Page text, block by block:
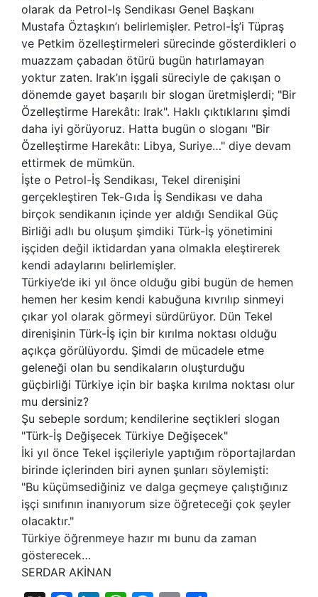
olarak da Petrol-lş Sendikası Genel Başkanı
Mustafa Öztaşkın’ı belirlemişler. Petrol-İş’i Tüpraş
ve Petkim özelleştirmeleri sürecinde gösterdikleri o
muazzam çabadan ötürü bugün hatırlamayan
yoktur zaten. Irak’ın işgali süreciyle de çakışan o
dönemde gayet başarılı bir slogan üretmişlerdi; "Bir
Özelleştirme Harekâtı: Irak". Haklı çıktıklarını şimdi
daha iyi görüyoruz. Hatta bugün o sloganı "Bir
Özelleştirme Harekâtı: Libya, Suriye…" diye devam
ettirmek de mümkün.
İşte o Petrol-İş Sendikası, Tekel direnişini
gerçekleştiren Tek-Gıda İş Sendikası ve daha
birçok sendikanın içinde yer aldığı Sendikal Güç
Birliği adlı bu oluşum şimdiki Türk-İş yönetimini
işçiden değil iktidardan yana olmakla eleştirerek
kendi adaylarını belirlemişler.
Türkiye’de iki yıl önce olduğu gibi bugün de hemen
hemen her kesim kendi kabuğuna kıvrılıp sinmeyi
çıkar yol olarak görmeyi sürdürüyor. Dün Tekel
direnişinin Türk-İş için bir kırılma noktası olduğu
açıkça görülüyordu. Şimdi de mücadele etme
geleneği olan bu sendikaların oluşturduğu
güçbirliği Türkiye için bir başka kırılma noktası olur
mu dersiniz?
Şu sebeple sordum; kendilerine seçtikleri slogan
"Türk-İş Değişecek Türkiye Değişecek"
İki yıl önce Tekel işçileriyle yaptığım röportajlardan
birinde içlerinden biri aynen şunları söylemişti:
"Bu küçümsediğiniz ve dalga geçmeye çalıştığınız
işçi sınıfının inanıyorum size öğreteceği çok şeyler
olacaktır."
Türkiye öğrenmeye hazır mı bunu da zaman
gösterecek…
SERDAR AKİNAN